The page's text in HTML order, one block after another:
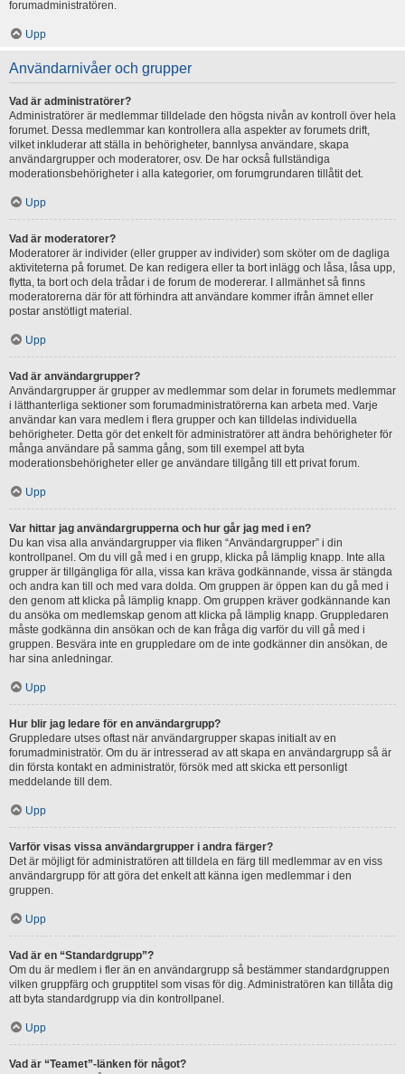
forumadministratören.
Upp
Användarnivåer och grupper
Vad är administratörer?
Administratörer är medlemmar tilldelade den högsta nivån av kontroll över hela
forumet. Dessa medlemmar kan kontrollera alla aspekter av forumets drift,
vilket inkluderar att ställa in behörigheter, bannlysa användare, skapa
användargrupper och moderatorer, osv. De har också fullständiga
moderationsbehörigheter i alla kategorier, om forumgrundaren tillåtit det.
Upp
Vad är moderatorer?
Moderatorer är individer (eller grupper av individer) som sköter om de dagliga
aktiviteterna på forumet. De kan redigera eller ta bort inlägg och låsa, låsa upp,
flytta, ta bort och dela trådar i de forum de modererar. I allmänhet så finns
moderatorerna där för att förhindra att användare kommer ifrån ämnet eller
postar anstötligt material.
Upp
Vad är användargrupper?
Användargrupper är grupper av medlemmar som delar in forumets medlemmar
i lätthanterliga sektioner som forumadministratörerna kan arbeta med. Varje
användar kan vara medlem i flera grupper och kan tilldelas individuella
behörigheter. Detta gör det enkelt för administratörer att ändra behörigheter för
många användare på samma gång, som till exempel att byta
moderationsbehörigheter eller ge användare tillgång till ett privat forum.
Upp
Var hittar jag användargrupperna och hur går jag med i en?
Du kan visa alla användargrupper via fliken “Användargrupper” i din
kontrollpanel. Om du vill gå med i en grupp, klicka på lämplig knapp. Inte alla
grupper är tillgängliga för alla, vissa kan kräva godkännande, vissa är stängda
och andra kan till och med vara dolda. Om gruppen är öppen kan du gå med i
den genom att klicka på lämplig knapp. Om gruppen kräver godkännande kan
du ansöka om medlemskap genom att klicka på lämplig knapp. Gruppledaren
måste godkänna din ansökan och de kan fråga dig varför du vill gå med i
gruppen. Besvära inte en gruppledare om de inte godkänner din ansökan, de
har sina anledningar.
Upp
Hur blir jag ledare för en användargrupp?
Gruppledare utses oftast när användargrupper skapas initialt av en
forumadministratör. Om du är intresserad av att skapa en användargrupp så är
din första kontakt en administratör, försök med att skicka ett personligt
meddelande till dem.
Upp
Varför visas vissa användargrupper i andra färger?
Det är möjligt för administratören att tilldela en färg till medlemmar av en viss
användargrupp för att göra det enkelt att känna igen medlemmar i den
gruppen.
Upp
Vad är en “Standardgrupp”?
Om du är medlem i fler än en användargrupp så bestämmer standardgruppen
vilken gruppfärg och grupptitel som visas för dig. Administratören kan tillåta dig
att byta standardgrupp via din kontrollpanel.
Upp
Vad är “Teamet”-länken för något?